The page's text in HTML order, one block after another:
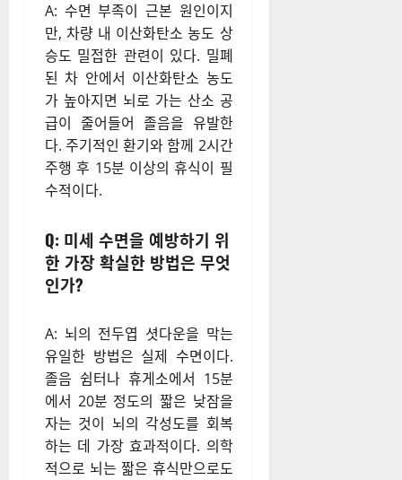
A: 수면 부족이 근본 원인이지
만, 차량 내 이산화탄소 농도 상
승도 밀접한 관련이 있다. 밀폐
된 차 안에서 이산화탄소 농도
가 높아지면 뇌로 가는 산소 공
급이 줄어들어 졸음을 유발한
다. 주기적인 환기와 함께 2시간
주행 후 15분 이상의 휴식이 필
수적이다.
Q: 미세 수면을 예방하기 위
한 가장 확실한 방법은 무엇
인가?
A: 뇌의 전두엽 셧다운을 막는
유일한 방법은 실제 수면이다.
졸음 쉼터나 휴게소에서 15분
에서 20분 정도의 짧은 낮잠을
자는 것이 뇌의 각성도를 회복
하는 데 가장 효과적이다. 의학
적으로 뇌는 짧은 휴식만으로도